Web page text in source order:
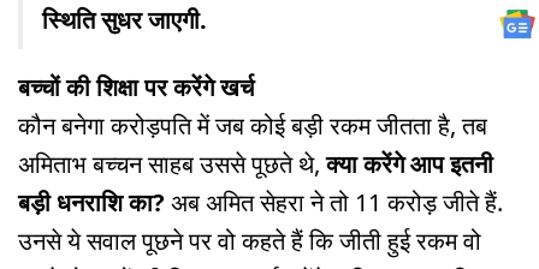
स्थिति सुधर जाएगी.
बच्चों की शिक्षा पर करेंगे खर्च
कौन बनेगा करोड़पति में जब कोई बड़ी रकम जीतता है, तब
अमिताभ बच्चन साहब उससे पूछते थे,क्या करेंगे आप इतनी
बड़ी धनराशि का? अब अमित सेहरा ने तो 11 करोड़ जीते हैं.
उनसे ये सवाल पूछने पर वो कहते हैं कि जीती हुई रकम वो